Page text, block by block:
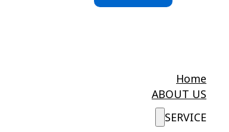
Home
ABOUT US
SERVICE